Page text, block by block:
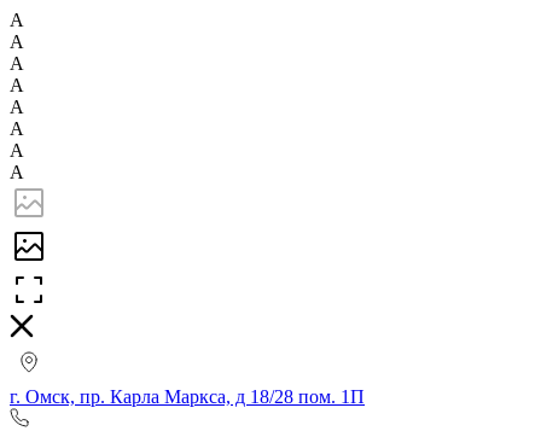
А
А
А
А
А
А
А
А
г. Омск, пр. Карла Маркса, д 18/28 пом. 1П